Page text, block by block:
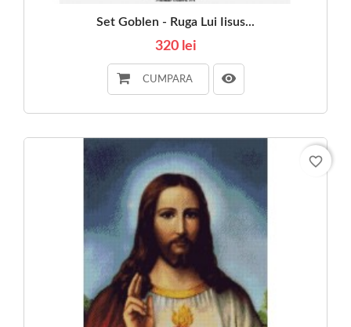
Set Goblen - Ruga Lui Iisus...
320 lei
CUMPARA
favorite_border